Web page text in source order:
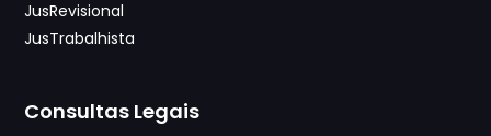
JusRevisional
JusTrabalhista
Consultas Legais